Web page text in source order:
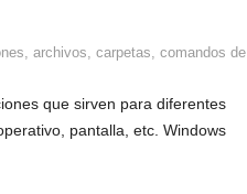
archivos carpetas comandos de
que sirven para diferentes
pantalla, etc. Windows